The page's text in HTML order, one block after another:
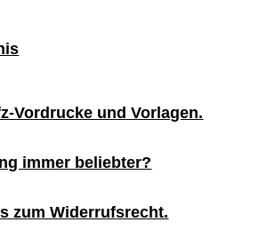
Vordrucke und Vorlagen.
immer beliebter?
zum Widerrufsrecht.